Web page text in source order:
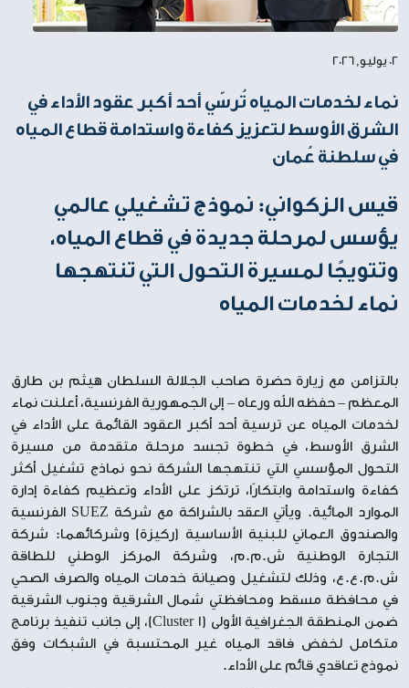
02 يوليو, 2026
نماء لخدمات المياه تُرسّي أحد أكبر عقود الأداء في
الشرق الأوسط لتعزيز كفاءة واستدامة قطاع المياه
في سلطنة عُمان
قيس الزكواني: نموذج تشغيلي عالمي
يؤسس لمرحلة جديدة في قطاع المياه،
وتتويجًا لمسيرة التحول التي تنتهجها
نماء لخدمات المياه
بالتزامن مع زيارة حضرة صاحب الجلالة السلطان هيثم بن طارق
المعظم – حفظه الله ورعاه – إلى الجمهورية الفرنسية، أعلنت نماء
لخدمات المياه عن ترسية أحد أكبر العقود القائمة على الأداء في
الشرق الأوسط، في خطوة تجسد مرحلة متقدمة من مسيرة
التحول المؤسسي التي تنتهجها الشركة نحو نماذج تشغيل أكثر
كفاءة واستدامة وابتكارًا، ترتكز على الأداء وتعظيم كفاءة إدارة
الموارد المائية. ويأتي العقد بالشراكة مع شركة SUEZ الفرنسية
والصندوق العماني للبنية الأساسية (ركيزة) وشركائهما: شركة
التجارة الوطنية ش.م.م، وشركة المركز الوطني للطاقة
ش.م.ع.ع، وذلك لتشغيل وصيانة خدمات المياه والصرف الصحي
في محافظة مسقط ومحافظتي شمال الشرقية وجنوب الشرقية
ضمن المنطقة الجغرافية الأولى (Cluster 1)، إلى جانب تنفيذ برنامج
متكامل لخفض فاقد المياه غير المحتسبة في الشبكات وفق
نموذج تعاقدي قائم على الأداء.